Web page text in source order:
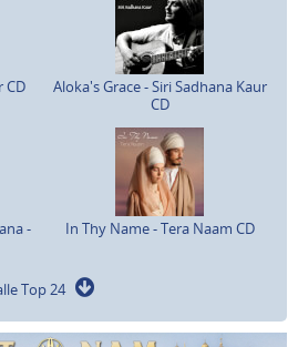
CD
Aloka's Grace - Siri Sadhana Kaur
CD
-
In Thy Name - Tera Naam CD
Top 24